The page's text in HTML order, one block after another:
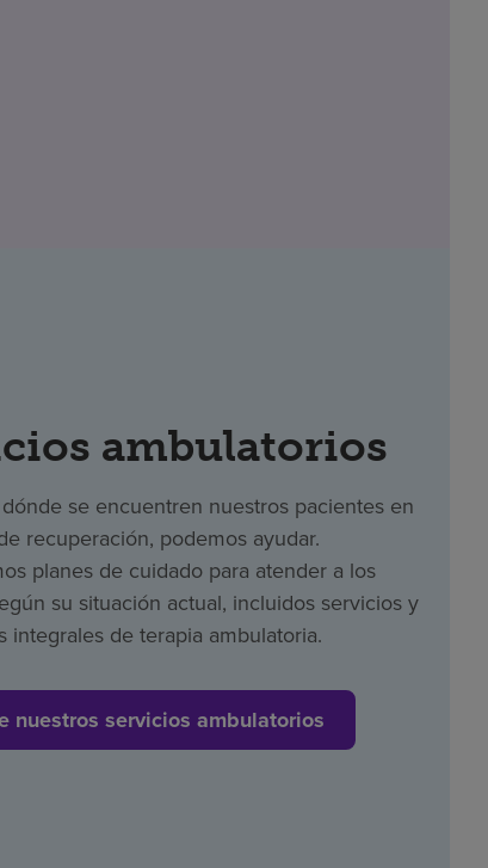
ambulatorios
se encuentren nuestros pacientes en
recuperación, podemos ayudar.
planes de cuidado para atender a los
su situación actual, incluidos servicios y
integrales de terapia ambulatoria.
nuestros servicios ambulatorios